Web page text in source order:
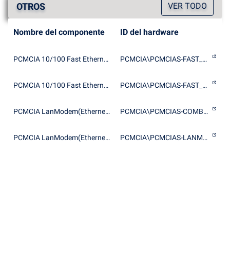
OTROS VER TODO
Nombre del componente ID del hardware
PCMCIA 10/100 Fast Ethernet + 56K Fax/Modem PC Card PCMCIA\PCMCIAS-FAST_ETHERNET+56K_COMBOCARD-4811
PCMCIA 10/100 Fast Ethernet + 56K Fax/Modem PC Card PCMCIA\PCMCIAS-FAST_ETHERNET+56K_COMBOCARD-D9D5
PCMCIA LanModem(Ethernet+Modem) Card PCMCIA\PCMCIAS-COMBOCARD-8E0C
PCMCIA LanModem(Ethernet+Modem) Card PCMCIA\PCMCIAS-LANMODEM-72E4